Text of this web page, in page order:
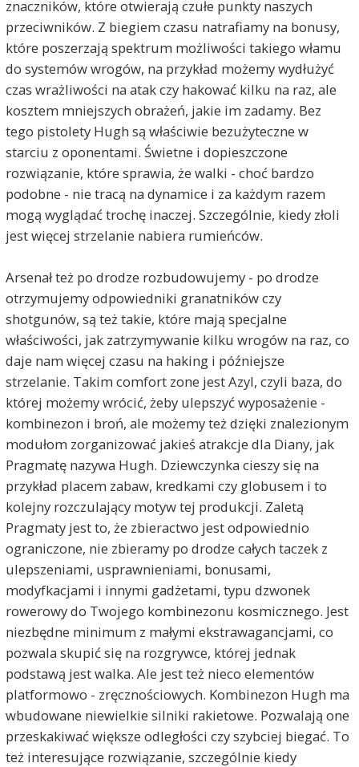
znaczników, które otwierają czułe punkty naszych
przeciwników. Z biegiem czasu natrafiamy na bonusy,
które poszerzają spektrum możliwości takiego włamu
do systemów wrogów, na przykład możemy wydłużyć
czas wrażliwości na atak czy hakować kilku na raz, ale
kosztem mniejszych obrażeń, jakie im zadamy. Bez
tego pistolety Hugh są właściwie bezużyteczne w
starciu z oponentami. Świetne i dopieszczone
rozwiązanie, które sprawia, że walki - choć bardzo
podobne - nie tracą na dynamice i za każdym razem
mogą wyglądać trochę inaczej. Szczególnie, kiedy złoli
jest więcej strzelanie nabiera rumieńców.
Arsenał też po drodze rozbudowujemy - po drodze
otrzymujemy odpowiedniki granatników czy
shotgunów, są też takie, które mają specjalne
właściwości, jak zatrzymywanie kilku wrogów na raz, co
daje nam więcej czasu na haking i późniejsze
strzelanie. Takim comfort zone jest Azyl, czyli baza, do
której możemy wrócić, żeby ulepszyć wyposażenie -
kombinezon i broń, ale możemy też dzięki znalezionym
modułom zorganizować jakieś atrakcje dla Diany, jak
Pragmatę nazywa Hugh. Dziewczynka cieszy się na
przykład placem zabaw, kredkami czy globusem i to
kolejny rozczulający motyw tej produkcji. Zaletą
Pragmaty jest to, że zbieractwo jest odpowiednio
ograniczone, nie zbieramy po drodze całych taczek z
ulepszeniami, usprawnieniami, bonusami,
modyfkacjami i innymi gadżetami, typu dzwonek
rowerowy do Twojego kombinezonu kosmicznego. Jest
niezbędne minimum z małymi ekstrawagancjami, co
pozwala skupić się na rozgrywce, której jednak
podstawą jest walka. Ale jest też nieco elementów
platformowo - zręcznościowych. Kombinezon Hugh ma
wbudowane niewielkie silniki rakietowe. Pozwalają one
przeskakiwać większe odległości czy szybciej biegać. To
też interesujące rozwiązanie, szczególnie kiedy